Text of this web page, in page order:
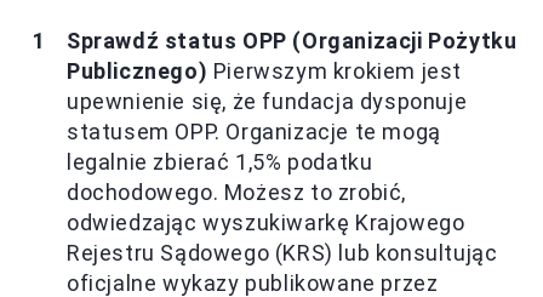
Sprawdź status OPP (Organizacji Pożytku
Publicznego) Pierwszym krokiem jest
upewnienie się, że fundacja dysponuje
statusem OPP. Organizacje te mogą
legalnie zbierać 1,5% podatku
dochodowego. Możesz to zrobić,
odwiedzając wyszukiwarkę Krajowego
Rejestru Sądowego (KRS) lub konsultując
oficjalne wykazy publikowane przez